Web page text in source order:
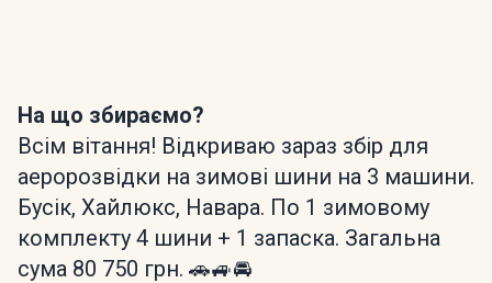
На що збираємо?
Всім вітання! Відкриваю зараз збір для
аеророзвідки на зимові шини на 3 машини.
Бусік, Хайлюкс, Навара. По 1 зимовому
комплекту 4 шини + 1 запаска. Загальна
сума 80 750 грн. 🚗🚙🚘